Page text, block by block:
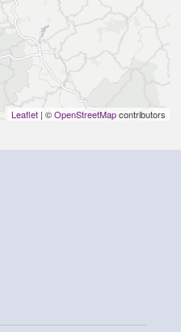
Leaflet | ©OpenStreetMapcontributors